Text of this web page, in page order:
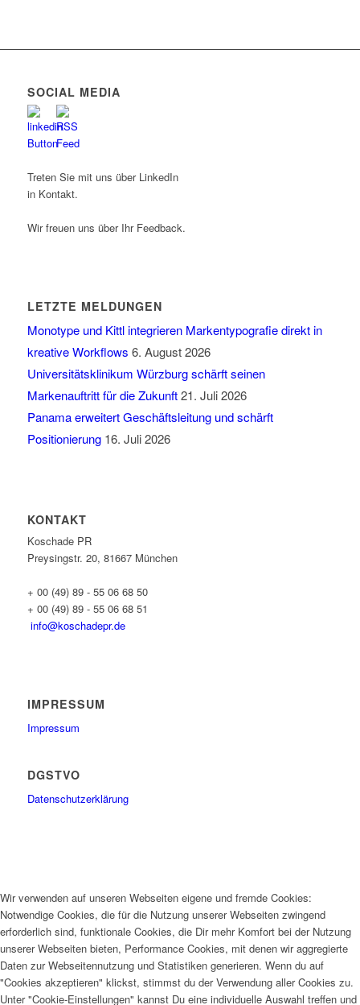
SOCIAL MEDIA
Treten Sie mit uns über LinkedIn
in Kontakt.
Wir freuen uns über Ihr Feedback.
LETZTE MELDUNGEN
Monotype und Kittl integrieren Markentypografie direkt in
kreative Workflows 6. August 2026
Universitätsklinikum Würzburg schärft seinen
Markenauftritt für die Zukunft 21. Juli 2026
Panama erweitert Geschäftsleitung und schärft
Positionierung 16. Juli 2026
KONTAKT
Koschade PR
Preysingstr. 20, 81667 München
+ 00 (49) 89 - 55 06 68 50
+ 00 (49) 89 - 55 06 68 51
info@koschadepr.de
IMPRESSUM
Impressum
DGSTVO
Datenschutzerklärung
Wir verwenden auf unseren Webseiten eigene und fremde Cookies:
Notwendige Cookies, die für die Nutzung unserer Webseiten zwingend
erforderlich sind, funktionale Cookies, die Dir mehr Komfort bei der Nutzung
unserer Webseiten bieten, Performance Cookies, mit denen wir aggregierte
Daten zur Webseitennutzung und Statistiken generieren. Wenn du auf
"Cookies akzeptieren" klickst, stimmst du der Verwendung aller Cookies zu.
Unter "Cookie-Einstellungen" kannst Du eine individuelle Auswahl treffen und